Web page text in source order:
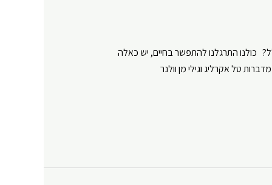
כולנו התרגלנו להתפשר בחיים, יש כאלה
טל אקרליג וגילי מן וולנר